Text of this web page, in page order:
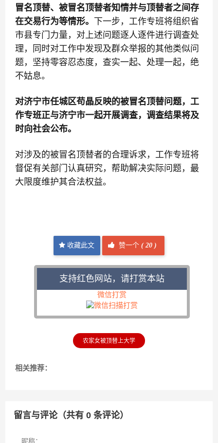
冒名顶替、被冒名顶替者知情并与顶替者之间存
在交易行为等情形。 下一步，工作专班将组织省
市县专门力量，对上述问题逐人逐件进行调查处
理，同时对工作中发现及群众举报的其他类似问
题，坚持零容忍态度，查实一起、处理一起，绝
不姑息。
对济宁市任城区苟晶反映的被冒名顶替问题，工
作专班正与济宁市一起开展调查，调查结果将及
时向社会公布。
对涉及的被冒名顶替者的合理诉求，工作专班将
督促有关部门认真研究，帮助解决实际问题，最
大限度维护其合法权益。
收藏此文 赞一个( 20 )
支持红色网站，请打赏本站
微信打赏
农家女被顶替上大学
相关推荐：
留言与评论（共有0 条评论）
昵称：